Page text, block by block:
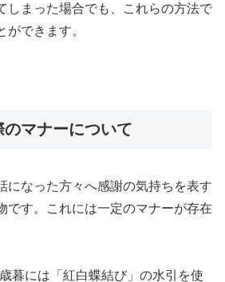
しまった場合でも、これらの方法で
できます。
マナーについて
になった方々へ感謝の気持ちを表す
です。これには一定のマナーが存在
暮には「紅白蝶結び」の水引を使